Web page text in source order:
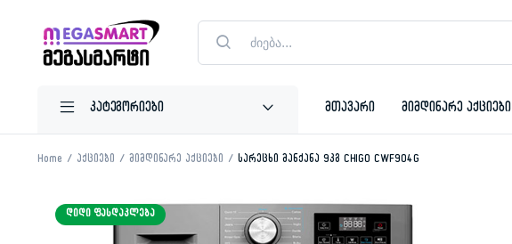
Products
search
მთავარი მიმდინარე აქციები
Home აქციები მიმდინარე აქციები სარეცხი მანქანა 9კგ CHIGO CWF904G
ᲓᲘᲓᲘ ᲤᲐᲡᲓᲐᲙᲚᲔᲑᲐ